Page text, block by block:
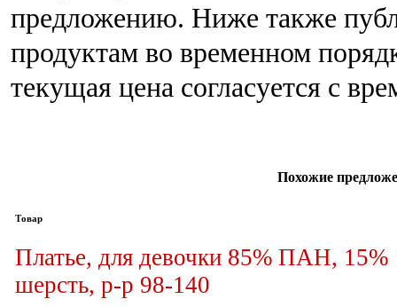
предложению. Ниже также
продуктам во временном
текущая цена согласуется с
Похожие
Товар
Платье, для девочки 85% ПАН, 15%
шерсть, р-р 98-140